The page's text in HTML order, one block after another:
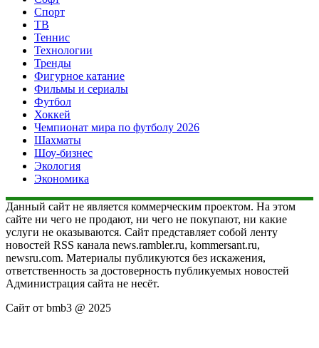
Спорт
ТВ
Теннис
Технологии
Тренды
Фигурное катание
Фильмы и сериалы
Футбол
Хоккей
Чемпионат мира по футболу 2026
Шахматы
Шоу-бизнес
Экология
Экономика
Данный сайт не является коммерческим проектом. На этом
сайте ни чего не продают, ни чего не покупают, ни какие
услуги не оказываются. Сайт представляет собой ленту
новостей RSS канала news.rambler.ru, kommersant.ru,
newsru.com. Материалы публикуются без искажения,
ответственность за достоверность публикуемых новостей
Администрация сайта не несёт.
Сайт от bmb3 @ 2025